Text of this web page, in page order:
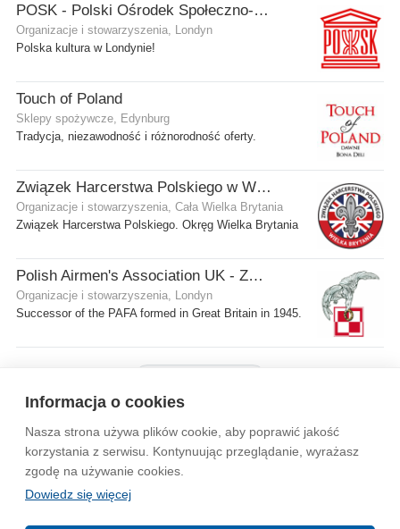
Informacja o cookies
Nasza strona używa plików cookie, aby poprawić jakość
korzystania z serwisu. Kontynuując przeglądanie, wyrażasz
zgodę na używanie cookies.
Dowiedz się więcej
POSK - Polski Ośrodek Społeczno-Kulturalny
Organizacje i stowarzyszenia, Londyn
Polska kultura w Londynie!
Touch of Poland
Sklepy spożywcze, Edynburg
Tradycja, niezawodność i różnorodność oferty.
Związek Harcerstwa Polskiego w Wielkiej Brytanii
Organizacje i stowarzyszenia, Cała Wielka Brytania
Związek Harcerstwa Polskiego. Okręg Wielka Brytania
Polish Airmen's Association UK - Związek Lotników Polskich WB
Organizacje i stowarzyszenia, Londyn
Successor of the PAFA formed in Great Britain in 1945.
Wytyczne dla społeczności Regulamin Prywatność
Reklama Kontakt